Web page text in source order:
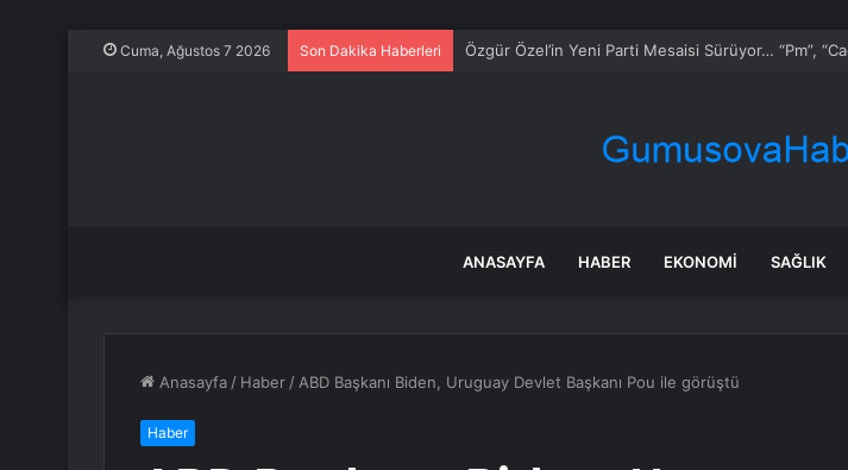
Cuma, Ağustos 7 2026 Son Dakika Haberleri Boyabat’ta Trafik Kazası: 5 Yaralı
ANASAYFA HABER EKONOMI SAĞLIK
Anasayfa / Haber / ABD Başkanı Biden, Uruguay Devlet Başkanı Pou ile görüştü
Haber